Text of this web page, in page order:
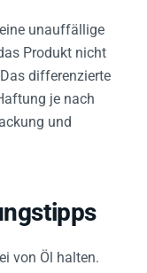
unauffällige
Produkt nicht
differenzierte
je nach
und
von Öl halten.